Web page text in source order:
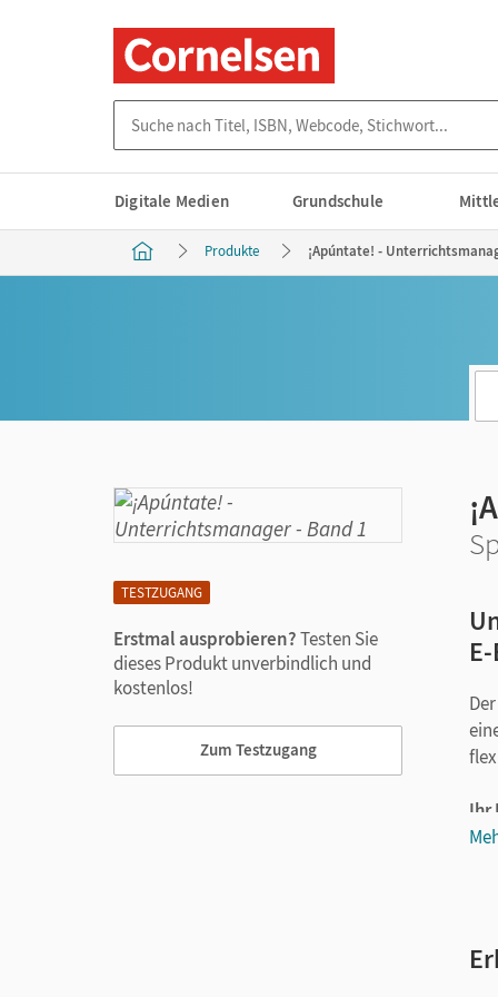
Digitale Medien Grundschule
Produkte ¡Apúntate! -
TESTZUGANG
Erstmal ausprobieren?Testen Sie
dieses Produkt unverbindlich und
kostenlos!
Zum Testzugang
Ihr